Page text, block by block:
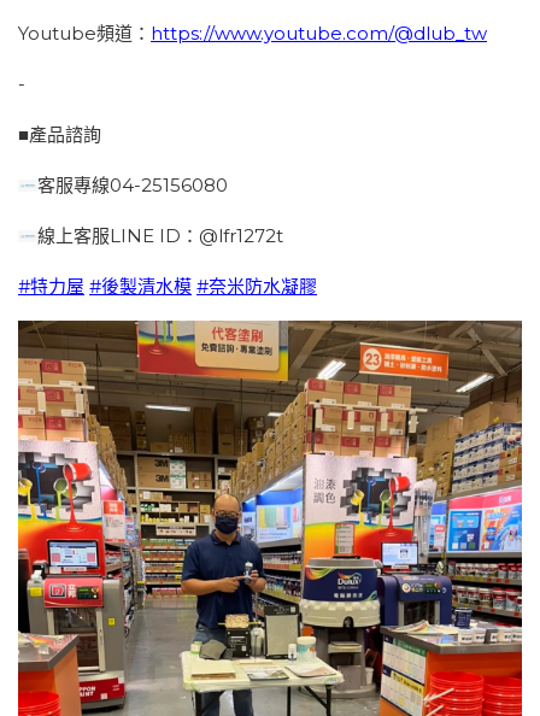
Youtube頻道： https://www.youtube.com/@dlub_tw
-
■產品諮詢
客服專線04-25156080
線上客服LINE ID：@lfr1272t
#特力屋 #後製清水模 #奈米防水凝膠